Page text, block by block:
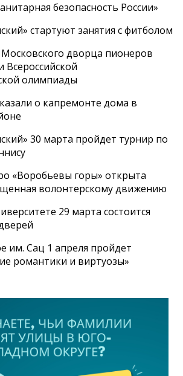
безопасность России»
стартуют занятия с фитболом
дворца пионеров
Всероссийской
олимпиады
о капремонте дома в
30 марта пройдет турнир по
«Воробьевы горы» открыта
волонтерскому движению
29 марта состоится
им. Сац 1 апреля пройдет
романтики и виртуозы»